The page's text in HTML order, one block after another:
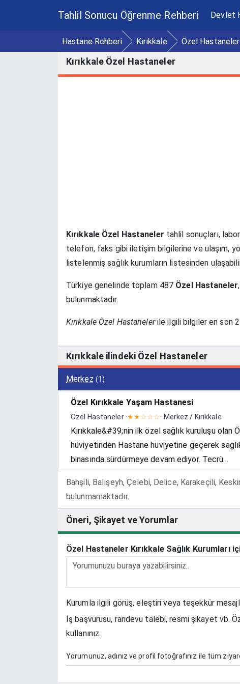
Tahlil Sonucu Öğrenme Rehberi Devlet
Hastane Rehberi Kırıkkale Özel Hastaneler
Kırıkkale Özel Hastaneler
Kırıkkale Özel Hastaneler tahlil sonuçları,
telefon, faks gibi iletişim bilgilerine ve ulaşım,
listelenmiş sağlık kurumların listesinden
Türkiye genelinde toplam 487 Özel Hastaneler
bulunmaktadır.
Kırıkkale Özel Hastanelerile ilgili bilgiler en son
Kırıkkale ilindeki Özel Hastaneler
Merkez (1)
Özel Kırıkkale Yaşam Hastanesi
Özel Hastaneler ·★★☆☆☆· Merkez / Kırıkkale
Kırıkkale&#39;nin ilk özel sağlık kuruluşu olan
hüviyetinden Hastane hüviyetine geçerek
binasında sürdürmeye devam ediyor. Tecrü...
Bahşili, Balışeyh, Çelebi, Delice, Karakeçili,
bulunmamaktadır.
Öneri, Şikayet ve Yorumlar
Özel Hastaneler Kırıkkale Sağlık Kurumları
Kurumla ilgili görüş, eleştiri veya teşekkür
İş başvurusu, randevu talebi, resmi şikayet vb.
kullanınız.
Yorumunuz, adınız ve profil fotoğrafınız ile tüm